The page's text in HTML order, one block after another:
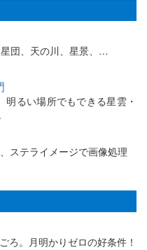
団、天の川、星景、…
明るい場所でもできる星雲・
ステライメージで画像処理
ろ。月明かりゼロの好条件！